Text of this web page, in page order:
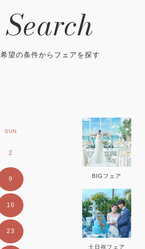
Search
希望の条件からフェアを探す
SUN
2
9
16
23
MON TUE
1
7
14 15
21 22
BIGフェア
土日祝フェア